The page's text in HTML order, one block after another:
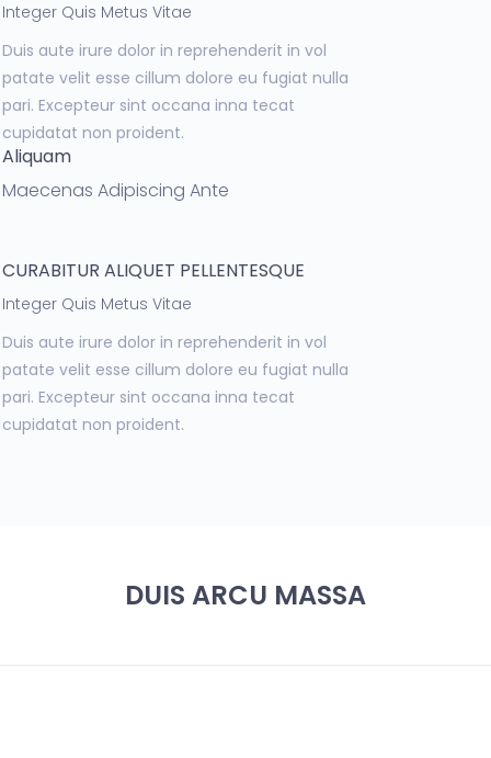
Integer Quis Metus Vitae
Duis aute irure dolor in reprehenderit in vol
patate velit esse cillum dolore eu fugiat nulla
pari. Excepteur sint occana inna tecat
cupidatat non proident.
Aliquam
Maecenas Adipiscing Ante
CURABITUR ALIQUET PELLENTESQUE
Integer Quis Metus Vitae
Duis aute irure dolor in reprehenderit in vol
patate velit esse cillum dolore eu fugiat nulla
pari. Excepteur sint occana inna tecat
cupidatat non proident.
DUIS ARCU MASSA